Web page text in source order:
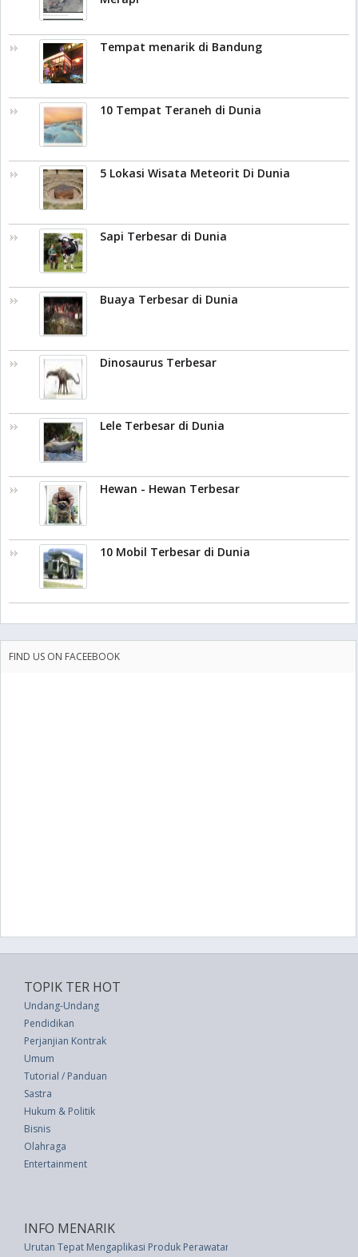
Tempat menarik di Bandung
10 Tempat Teraneh di Dunia
5 Lokasi Wisata Meteorit Di Dunia
Sapi Terbesar di Dunia
Buaya Terbesar di Dunia
Dinosaurus Terbesar
Lele Terbesar di Dunia
Hewan - Hewan Terbesar
10 Mobil Terbesar di Dunia
FIND US ON FACEEBOOK
TOPIK TER HOT
Undang-Undang
Pendidikan
Perjanjian Kontrak
Umum
Tutorial / Panduan
Sastra
Hukum & Politik
Bisnis
Olahraga
Entertainment
INFO MENARIK
Urutan Tepat Mengaplikasi Produk Perawatan Kulit - #2 Malam Hari